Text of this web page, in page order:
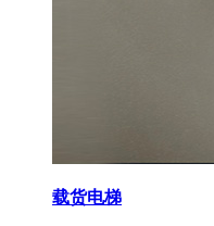
载货电梯